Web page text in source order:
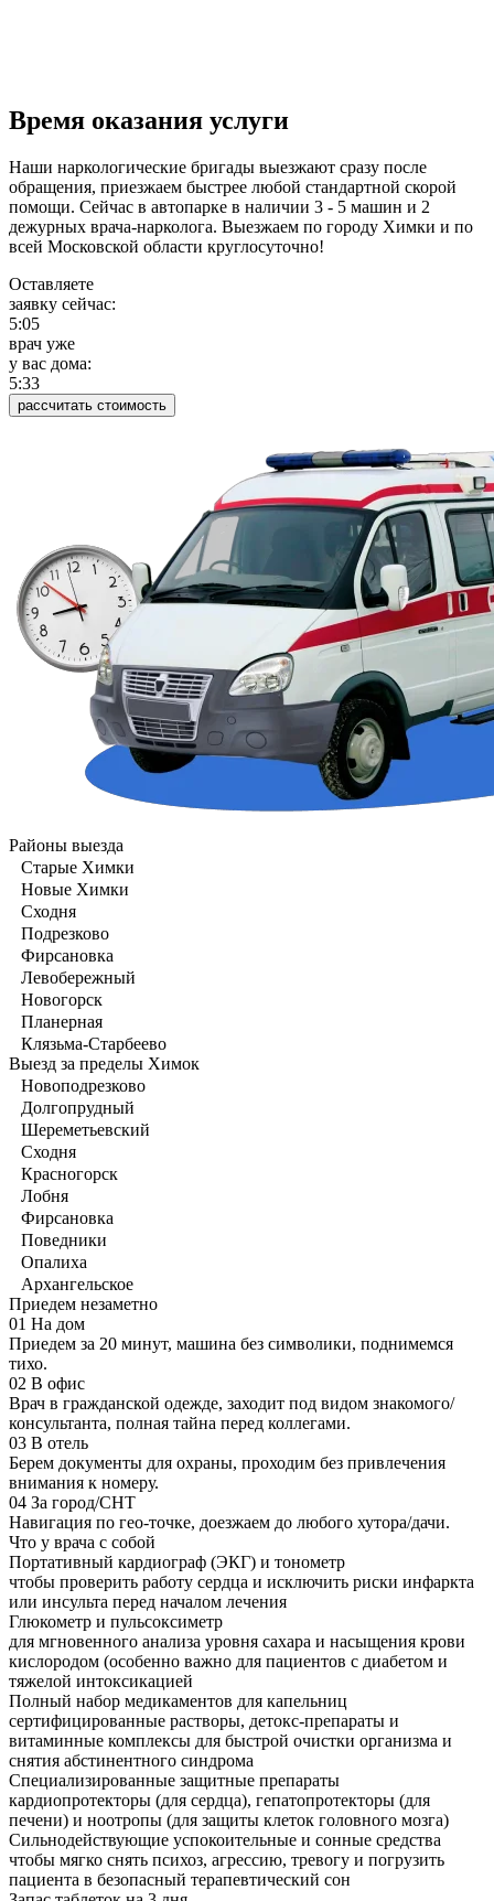
Время оказания услуги
Наши наркологические бригады выезжают сразу после
обращения, приезжаем быстрее любой стандартной скорой
помощи. Сейчас в автопарке в наличии 3 - 5 машин и 2
дежурных врача-нарколога. Выезжаем по городу Химки и по
всей Московской области круглосуточно!
Оставляете
заявку сейчас:
5:05
врач уже
у вас дома:
5:33
рассчитать стоимость
Районы выезда
Старые Химки
Новые Химки
Сходня
Подрезково
Фирсановка
Левобережный
Новогорск
Планерная
Клязьма-Старбеево
Выезд за пределы Химок
Новоподрезково
Долгопрудный
Шереметьевский
Сходня
Красногорск
Лобня
Фирсановка
Поведники
Опалиха
Архангельское
Приедем незаметно
01 На дом
Приедем за 20 минут, машина без символики, поднимемся
тихо.
02 В офис
Врач в гражданской одежде, заходит под видом знакомого/
консультанта, полная тайна перед коллегами.
03 В отель
Берем документы для охраны, проходим без привлечения
внимания к номеру.
04 За город/СНТ
Навигация по гео-точке, доезжаем до любого хутора/дачи.
Что у врача с собой
Портативный кардиограф (ЭКГ) и тонометр
чтобы проверить работу сердца и исключить риски инфаркта
или инсульта перед началом лечения
Глюкометр и пульсоксиметр
для мгновенного анализа уровня сахара и насыщения крови
кислородом (особенно важно для пациентов с диабетом и
тяжелой интоксикацией
Полный набор медикаментов для капельниц
сертифицированные растворы, детокс-препараты и
витаминные комплексы для быстрой очистки организма и
снятия абстинентного синдрома
Специализированные защитные препараты
кардиопротекторы (для сердца), гепатопротекторы (для
печени) и ноотропы (для защиты клеток головного мозга)
Сильнодействующие успокоительные и сонные средства
чтобы мягко снять психоз, агрессию, тревогу и погрузить
пациента в безопасный терапевтический сон